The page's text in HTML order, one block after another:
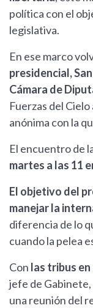
política con el
legislativa.
En ese marco
presidencial,
Cámara de
Fuerzas del
anónima con la
El encuentro de
martes a las 11
El objetivo del
manejar la
diferencia de lo
cuando la pelea
Con las tribus
jefe de
una reunión del